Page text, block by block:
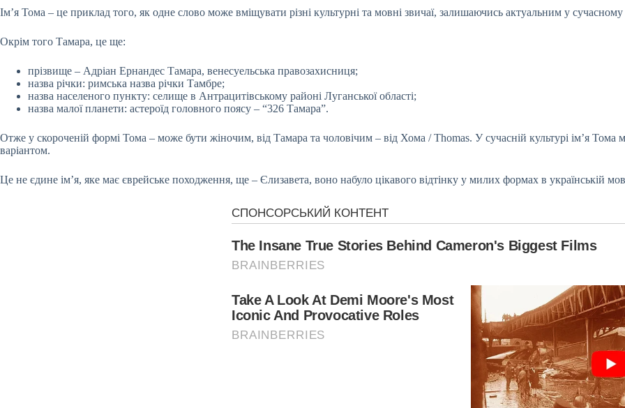
Ім’я Тома – це приклад того, як одне слово може вміщувати різні культурні та мовні звичаї, залишаючись актуальним у
Окрім того Тамара, це ще:
прізвище – Адріан Ернандес Тамара, венесуельська правозахисниця;
назва річки: римська назва річки Тамбре;
назва населеного пункту: селище в Антрацитівському районі Луганської області;
назва малої планети: астероїд головного поясу – “326 Тамара”.
Отже у скороченій формі Тома – може бути жіночим, від Тамара та чоловічим – від Хома / Thomas. У сучасній культурі ім’я
варіантом.
Це не єдине ім’я, яке має єврейське походження, ще – Єлизавета, воно набуло цікавого відтінку у милих формах в українській